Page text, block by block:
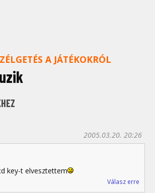
A JÁTÉKOKRÓL
2005.03.20. 20:26
key-t elvesztettem
Válasz erre